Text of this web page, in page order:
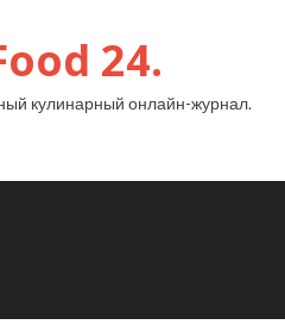
24.
кулинарный онлайн-журнал.